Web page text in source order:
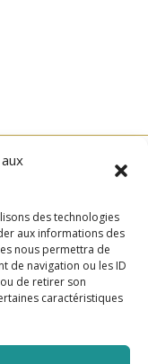
des technologies
aux informations des
nous permettra de
de navigation ou les ID
de retirer son
caractéristiques